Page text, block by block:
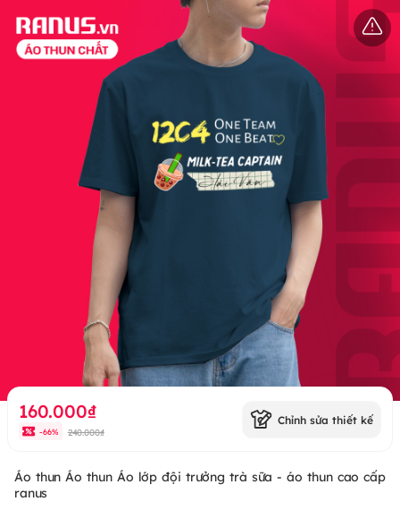
160.000₫
-66% 240.000₫
Chỉnh sửa thiết kế
Áo thun Áo thun Áo lớp đội trưởng trà sữa - áo thun cao cấp
ranus